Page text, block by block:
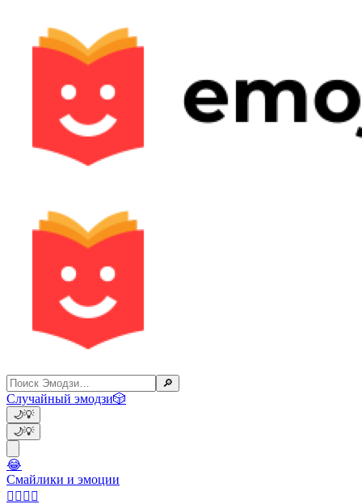
🔎
Случайный эмодзи🎲
🌙💡
🌙💡
😂
Смайлики и эмоции
👩‍❤️‍💋‍👨